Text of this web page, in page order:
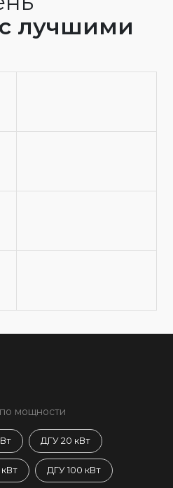
лучшими
мощности
ДГУ 20 кВт
ДГУ 100 кВт